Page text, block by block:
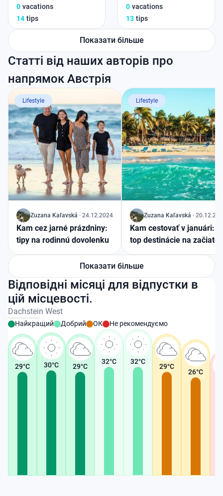
0 vacations
14 tips
0 vacations
13 tips
Показати більше
Статті від наших авторів про
напрямок Австрія
J Zuzana Kaľavská · 24.12.2024
Kam cez jarné prázdniny:
tipy na rodinnú dovolenku
Lifestyle
J Zuzana Kaľavská ·
Kam cestovať v januári:
top destinácie na začiatok
roka
Lifestyle
Показати більше
Відповідні місяці для відпустки в
цій місцевості.
Dachstein West
Найкращий Добрий ОК Не рекомендуємо
29°C 30°C 29°C
32°C 32°C
29°C
26°C